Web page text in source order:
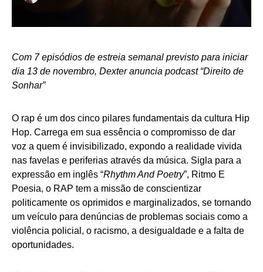
Com 7 episódios de estreia semanal previsto para iniciar
dia 13 de novembro, Dexter anuncia podcast “Direito de
Sonhar”
O rap é um dos cinco pilares fundamentais da cultura Hip
Hop. Carrega em sua essência o compromisso de dar
voz a quem é invisibilizado, expondo a realidade vivida
nas favelas e periferias através da música. Sigla para a
expressão em inglês “Rhythm And Poetry”, Ritmo E
Poesia, o RAP tem a missão de conscientizar
politicamente os oprimidos e marginalizados, se tornando
um veículo para denúncias de problemas sociais como a
violência policial, o racismo, a desigualdade e a falta de
oportunidades.